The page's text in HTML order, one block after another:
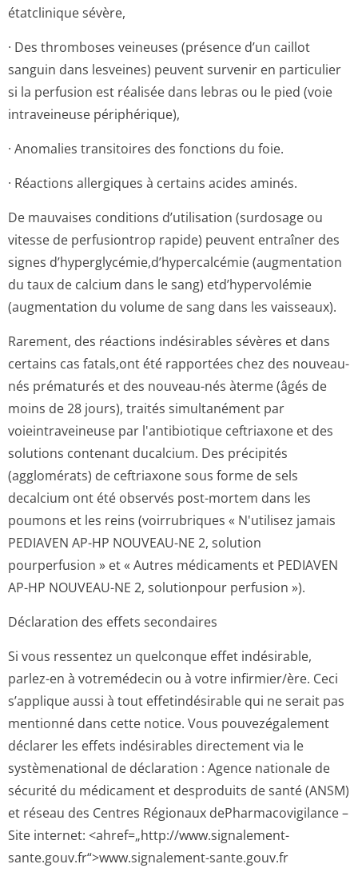
étatclinique sévère,
· Des thromboses veineuses (présence d’un caillot
sanguin dans lesveines) peuvent survenir en particulier
si la perfusion est réalisée dans lebras ou le pied (voie
intraveineuse périphérique),
· Anomalies transitoires des fonctions du foie.
· Réactions allergiques à certains acides aminés.
De mauvaises conditions d’utilisation (surdosage ou
vitesse de perfusiontrop rapide) peuvent entraîner des
signes d’hyperglycémi­e,d’hypercalcé­mie (augmentation
du taux de calcium dans le sang) etd’hypervolémie
(augmentation du volume de sang dans les vaisseaux).
Rarement, des réactions indésirables sévères et dans
certains cas fatals,ont été rapportées chez des nouveau-
nés prématurés et des nouveau-nés àterme (âgés de
moins de 28 jours), traités simultanément par
voieintraveineuse par l'antibiotique ceftriaxone et des
solutions contenant ducalcium. Des précipités
(agglomérats) de ceftriaxone sous forme de sels
decalcium ont été observés post-mortem dans les
poumons et les reins (voirrubriques « N'utilisez jamais
PEDIAVEN AP-HP NOUVEAU-NE 2, solution
pourperfusion » et « Autres médicaments et PEDIAVEN
AP-HP NOUVEAU-NE 2, solutionpour perfusion »).
Déclaration des effets secondaires
Si vous ressentez un quelconque effet indésirable,
parlez-en à votremédecin ou à votre infirmier/ère. Ceci
s’applique aussi à tout effetindésirable qui ne serait pas
mentionné dans cette notice. Vous pouvezégalement
déclarer les effets indésirables directement via le
systèmenational de déclaration : Agence nationale de
sécurité du médicament et desproduits de santé (ANSM)
et réseau des Centres Régionaux dePharmacovigi­lance –
Site internet: <ahref=„http://­www.signalement-
sante.gouv.fr“>www­.signalement-sante.gouv.fr